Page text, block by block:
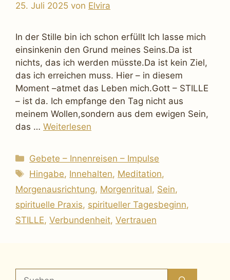
25. Juli 2025 von Elvira
In der Stille bin ich schon erfüllt Ich lasse mich
einsinkenin den Grund meines Seins.Da ist
nichts, das ich werden müsste.Da ist kein Ziel,
das ich erreichen muss. Hier – in diesem
Moment –atmet das Leben mich.Gott – STILLE
– ist da. Ich empfange den Tag nicht aus
meinem Wollen,sondern aus dem ewigen Sein,
das … Weiterlesen
Kategorien
Gebete – Innenreisen – Impulse
Schlagwörter
Hingabe, Innehalten, Meditation,
Morgenausrichtung, Morgenritual, Sein,
spirituelle Praxis, spiritueller Tagesbeginn,
STILLE, Verbundenheit, Vertrauen
Suchen